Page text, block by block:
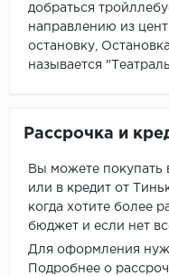
добраться
направлению из
остановку,
называется
Рассрочка и
Вы можете
или в кредит от
когда хотите более
бюджет и если нет
Для оформления
Подробнее о